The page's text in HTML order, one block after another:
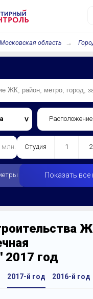
Московская область
Расположение
млн. Студия 1 2
Показать
2017 год
2017-й год 2016-й год